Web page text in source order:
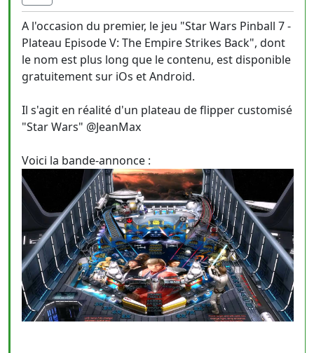
A l'occasion du premier, le jeu "Star Wars Pinball 7 -
Plateau Episode V: The Empire Strikes Back", dont
le nom est plus long que le contenu, est disponible
gratuitement sur iOs et Android.
Il s'agit en réalité d'un plateau de flipper customisé
"Star Wars" @JeanMax
Voici la bande-annonce :